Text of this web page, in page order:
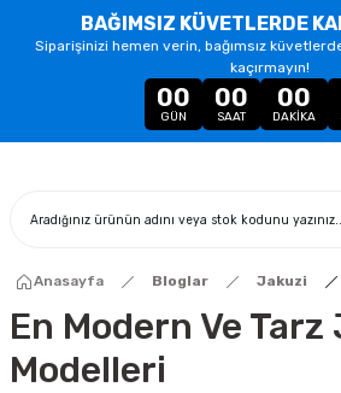
BAĞIMSIZ KÜVETLERDE
Siparişinizi hemen verin, bağımsız
kaçırmayın!
00
GÜN
00
SAAT
00
DAKIKA
Anasayfa Bloglar Jakuzi
En Modern Ve
Modelleri